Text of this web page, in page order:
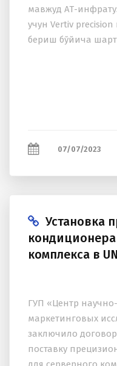
мавжуд АТ-
учун Vertiv
бериш бўйича
07/07/2023
Установка
комплекса в
ГУП «Центр
маркетинговых
заключило договор
поставку